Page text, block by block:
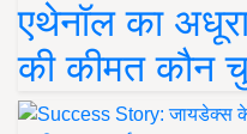
एथेनॉल का अधूरा
की कीमत कौन